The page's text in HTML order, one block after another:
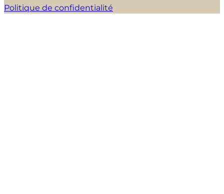
Politique de confidentialité